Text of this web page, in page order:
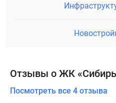
Отзывы о ЖК
Посмотреть все 4 отзыва